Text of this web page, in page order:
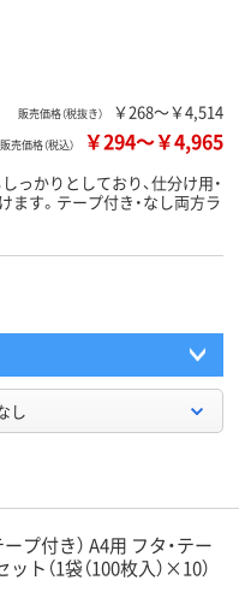
販売価格（税抜き） ￥268～￥4,514
販売価格（税込） ￥294～￥4,965
っかりとしており、仕分け用・
す。テープ付き・なし両方ラ
し
プ付き） A4用 フタ・テー
ト（1袋（100枚入）×10）